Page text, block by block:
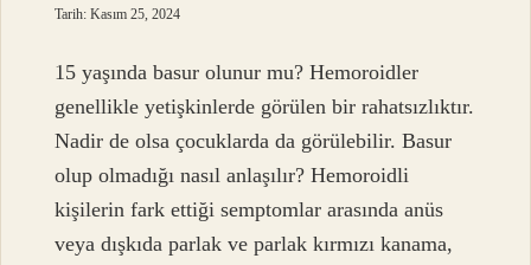
Tarih: Kasım 25, 2024
15 yaşında basur olunur mu? Hemoroidler
genellikle yetişkinlerde görülen bir rahatsızlıktır.
Nadir de olsa çocuklarda da görülebilir. Basur
olup olmadığı nasıl anlaşılır? Hemoroidli
kişilerin fark ettiği semptomlar arasında anüs
veya dışkıda parlak ve parlak kırmızı kanama,